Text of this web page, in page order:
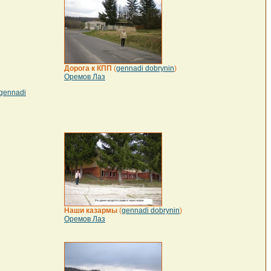
Дорога к КПП (gennadi dobrynin)
Оремов Лаз
Наши казармы (gennadi dobrynin)
Оремов Лаз